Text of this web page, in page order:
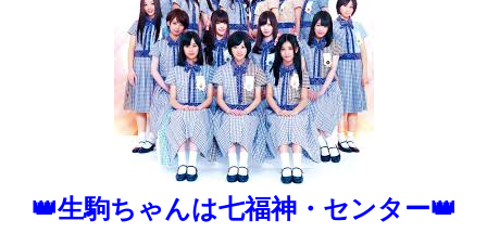
👑生駒ちゃんは七福神・センター👑